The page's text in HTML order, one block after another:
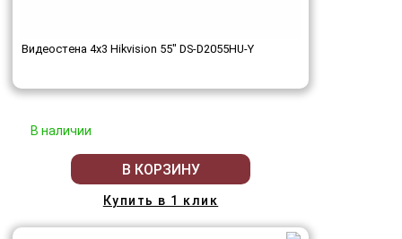
Видеостена 4x3 Hikvision 55" DS-D2055HU-Y
В наличии
В КОРЗИНУ
Купить в 1 клик